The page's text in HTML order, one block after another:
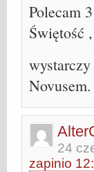
Polecam
Świętość
Novusem.
24
zapinio